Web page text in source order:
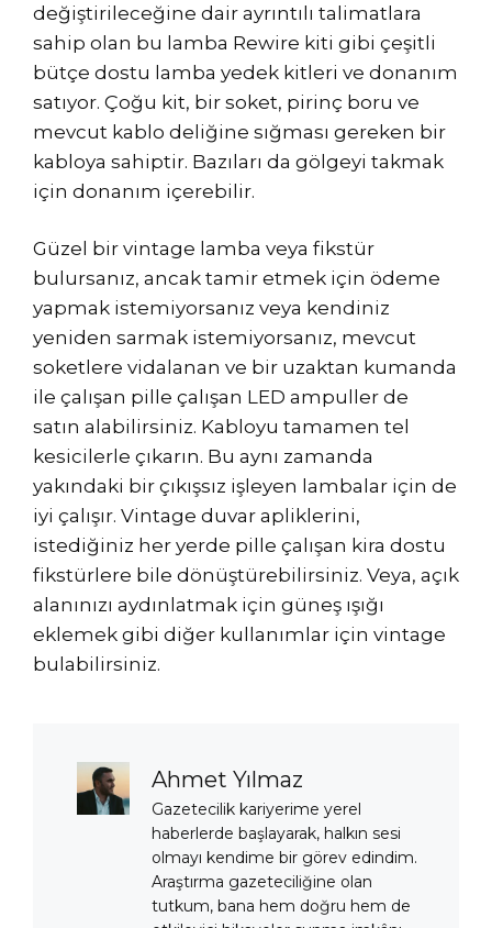
değiştirileceğine dair ayrıntılı talimatlara
sahip olan bu lamba Rewire kiti gibi çeşitli
bütçe dostu lamba yedek kitleri ve donanım
satıyor. Çoğu kit, bir soket, pirinç boru ve
mevcut kablo deliğine sığması gereken bir
kabloya sahiptir. Bazıları da gölgeyi takmak
için donanım içerebilir.
Güzel bir vintage lamba veya fikstür
bulursanız, ancak tamir etmek için ödeme
yapmak istemiyorsanız veya kendiniz
yeniden sarmak istemiyorsanız, mevcut
soketlere vidalanan ve bir uzaktan kumanda
ile çalışan pille çalışan LED ampuller de
satın alabilirsiniz. Kabloyu tamamen tel
kesicilerle çıkarın. Bu aynı zamanda
yakındaki bir çıkışsız işleyen lambalar için de
iyi çalışır. Vintage duvar apliklerini,
istediğiniz her yerde pille çalışan kira dostu
fikstürlere bile dönüştürebilirsiniz. Veya, açık
alanınızı aydınlatmak için güneş ışığı
eklemek gibi diğer kullanımlar için vintage
bulabilirsiniz.
Ahmet Yılmaz
Gazetecilik kariyerime yerel
haberlerde başlayarak, halkın sesi
olmayı kendime bir görev edindim.
Araştırma gazeteciliğine olan
tutkum, bana hem doğru hem de